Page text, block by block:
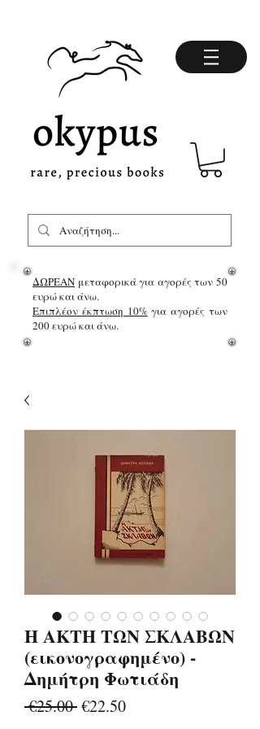
ΔΩΡΕΑΝ μεταφορικά για αγορές των 50
ευρώ και άνω.
Επιπλέον έκπτωση 10%για αγορές των
200 ευρώ και άνω.
Η ΑΚΤΗ ΤΩΝ ΣΚΛΑΒΩΝ
(εικονογραφημένο) -
Δημήτρη Φωτιάδη
€25.00 Regular
€22.50Sale